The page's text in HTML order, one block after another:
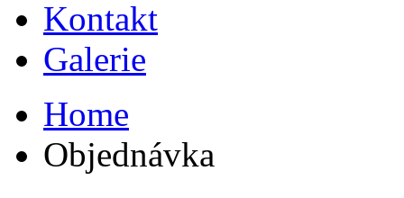
Kontakt
Galerie
Home
Objednávka